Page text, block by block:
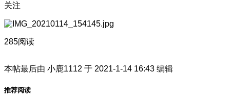
关注
285阅读
本帖最后由 小鹿1112 于 2021-1-14 16:43 编辑
推荐阅读